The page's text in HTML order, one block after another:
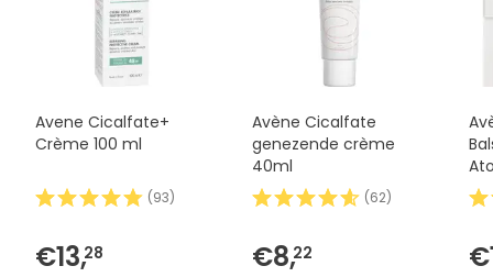
Avene Cicalfate+
Crème 100 ml
(93)
€13,28
Avène Cicalfate
genezende crème
40ml
(62)
€8,22